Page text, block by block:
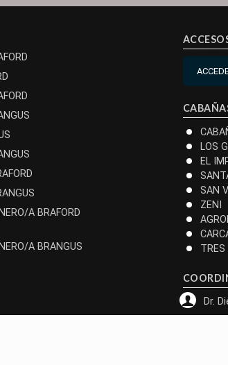
A BRAFORD
A BRANGUS
LOS
EL
SAN
ZENI
TRES
Dr.